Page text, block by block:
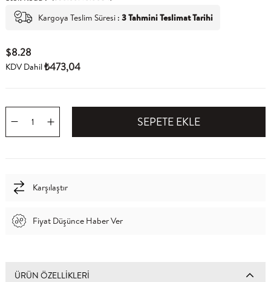
Kargoya Teslim Süresi : 3 Tahmini Teslimat Tarihi
$8.28
KDV Dahil₺473,04
Karşılaştır
Fiyat Düşünce Haber Ver
ÜRÜN ÖZELLIKLERI